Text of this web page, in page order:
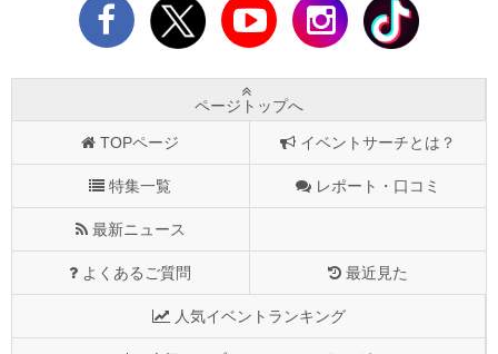
ページトップへ
TOPページ イベントサーチとは？
特集一覧 レポート・口コミ
最新ニュース
よくあるご質問 最近見た
人気イベントランキング